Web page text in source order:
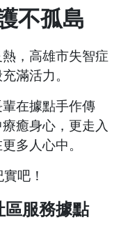
不孤島
，高雄市失智症
滿活力。
在據點手作傳
癒身心，更走入
多人心中。
吧！
服務據點